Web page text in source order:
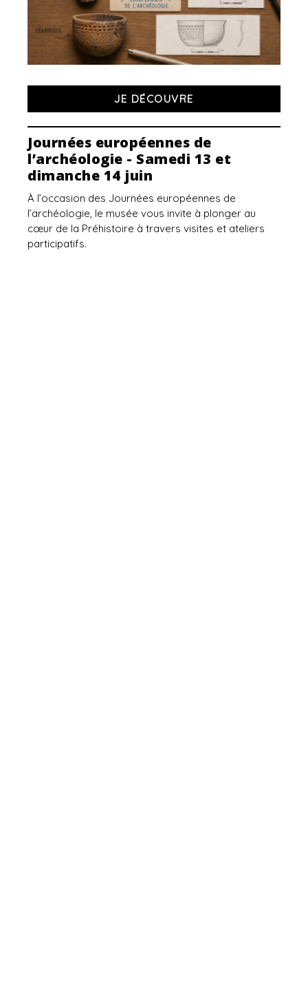
JE DÉCOUVRE
Journées européennes de
l’archéologie - Samedi 13 et
dimanche 14 juin
À l’occasion des Journées européennes de
l’archéologie, le musée vous invite à plonger au
cœur de la Préhistoire à travers visites et ateliers
participatifs.